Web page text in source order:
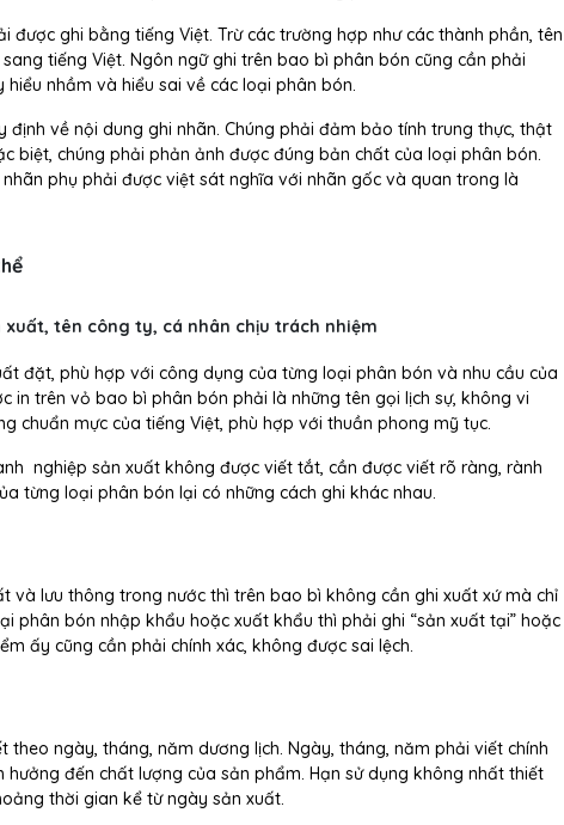
được ghi bằng tiếng Việt. Trừ các trường hợp như các thành phần, tên
tiếng Việt. Ngôn ngữ ghi trên bao bì phân bón cũng cần phải
nhầm và hiểu sai về các loại phân bón.
về nội dung ghi nhãn. Chúng phải đảm bảo tính trung thực, thật
biệt, chúng phải phản ảnh được đúng bản chất của loại phân bón.
phụ phải được việt sát nghĩa với nhãn gốc và quan trong là
xuất, tên công ty, cá nhân chịu trách nhiệm
đặt, phù hợp với công dụng của từng loại phân bón và nhu cầu của
in trên vỏ bao bì phân bón phải là những tên gọi lịch sự, không vi
chuẩn mực của tiếng Việt, phù hợp với thuần phong mỹ tục.
nghiệp sản xuất không được viết tắt, cần được viết rõ ràng, rành
từng loại phân bón lại có những cách ghi khác nhau.
và lưu thông trong nước thì trên bao bì không cần ghi xuất xứ mà chỉ
phân bón nhập khẩu hoặc xuất khẩu thì phải ghi “sản xuất tại” hoặc
ấy cũng cần phải chính xác, không được sai lệch.
ngày, tháng, năm dương lịch. Ngày, tháng, năm phải viết chính
đến chất lượng của sản phẩm. Hạn sử dụng không nhất thiết
thời gian kể từ ngày sản xuất.